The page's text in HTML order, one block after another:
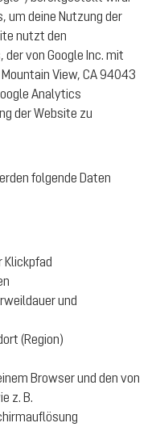
um deine Nutzung der
nutzt den
von Google Inc. mit
View, CA 94043
Analytics
der Website zu
folgende Daten
Klickpfad
und
(Region)
Browser und den von
z. B.